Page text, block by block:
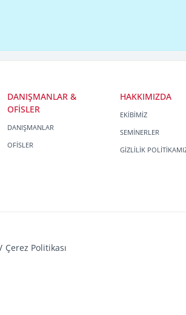
DANIŞMANLAR &
OFİSLER
DANIŞMANLAR
OFİSLER
HAKKIMIZDA
EKİBİMİZ
SEMİNERLER
GİZLİLİK
Çerez Politikası